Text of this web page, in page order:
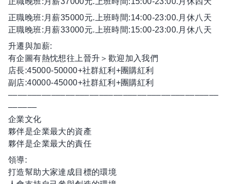
正職晚班:月薪35000元.上班時間:14:00-23:00.月休八天
正職晚班:月薪33000元.上班時間:15:00-23:00.月休八天
升遷與加薪:
有企圖有熱忱想往上晉升＞歡迎加入我們
店長:45000-50000+社群紅利+團購紅利
副店:40000-45000+社群紅利+團購紅利
––––––––––––––––––––––––––––––––––––––––––––
––––––
企業文化
夥伴是企業最大的資產
夥伴是企業最大的責任
領導:
打造幫助大家達成目標的環境